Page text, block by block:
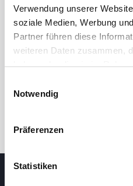
Verwendung unserer
soziale Medien, Werbung
Partner führen diese
weiteren Daten zusammen,
haben oder die sie im
Notwendig
Präferenzen
Statistiken
24 Std. 7T